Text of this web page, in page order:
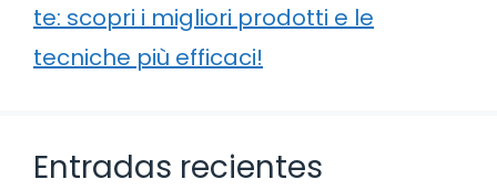
te: scopri i migliori prodotti e le
tecniche più efficaci!
Entradas recientes